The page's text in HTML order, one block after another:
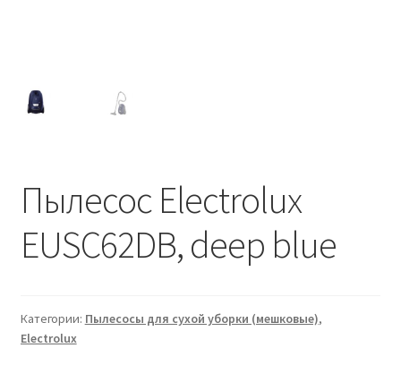
Пылесос Electrolux
EUSC62DB, deep blue
Категории: Пылесосы для сухой уборки (мешковые),
Electrolux